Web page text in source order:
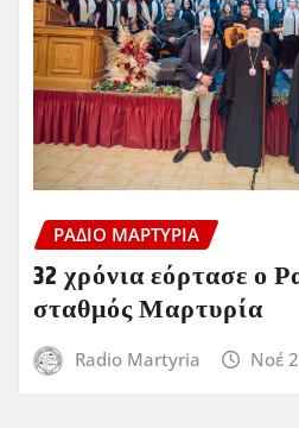
ΡΆΔΙΟ ΜΑΡΤΥΡΊΑ
32 χρόνια εόρτασε ο
σταθμός Μαρτυρία
Radio Martyria Νοέ